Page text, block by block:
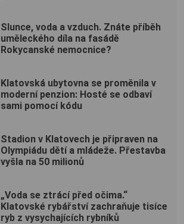
Slunce, voda a vzduch. Znáte příběh
uměleckého díla na fasádě
Rokycanské nemocnice?
Klatovská ubytovna se proměnila v
moderní penzion: Hosté se odbaví
sami pomocí kódu
Stadion v Klatovech je připraven na
Olympiádu dětí a mládeže. Přestavba
vyšla na 50 milionů
„Voda se ztrácí před očima.“
Klatovské rybářství zachraňuje tisíce
ryb z vysychajících rybníků